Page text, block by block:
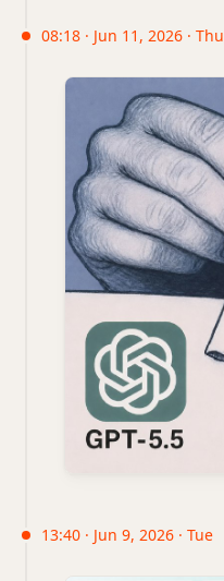
08:18 · Jun 11, 2026 · Thu
13:40 · Jun 9, 2026 · Tue